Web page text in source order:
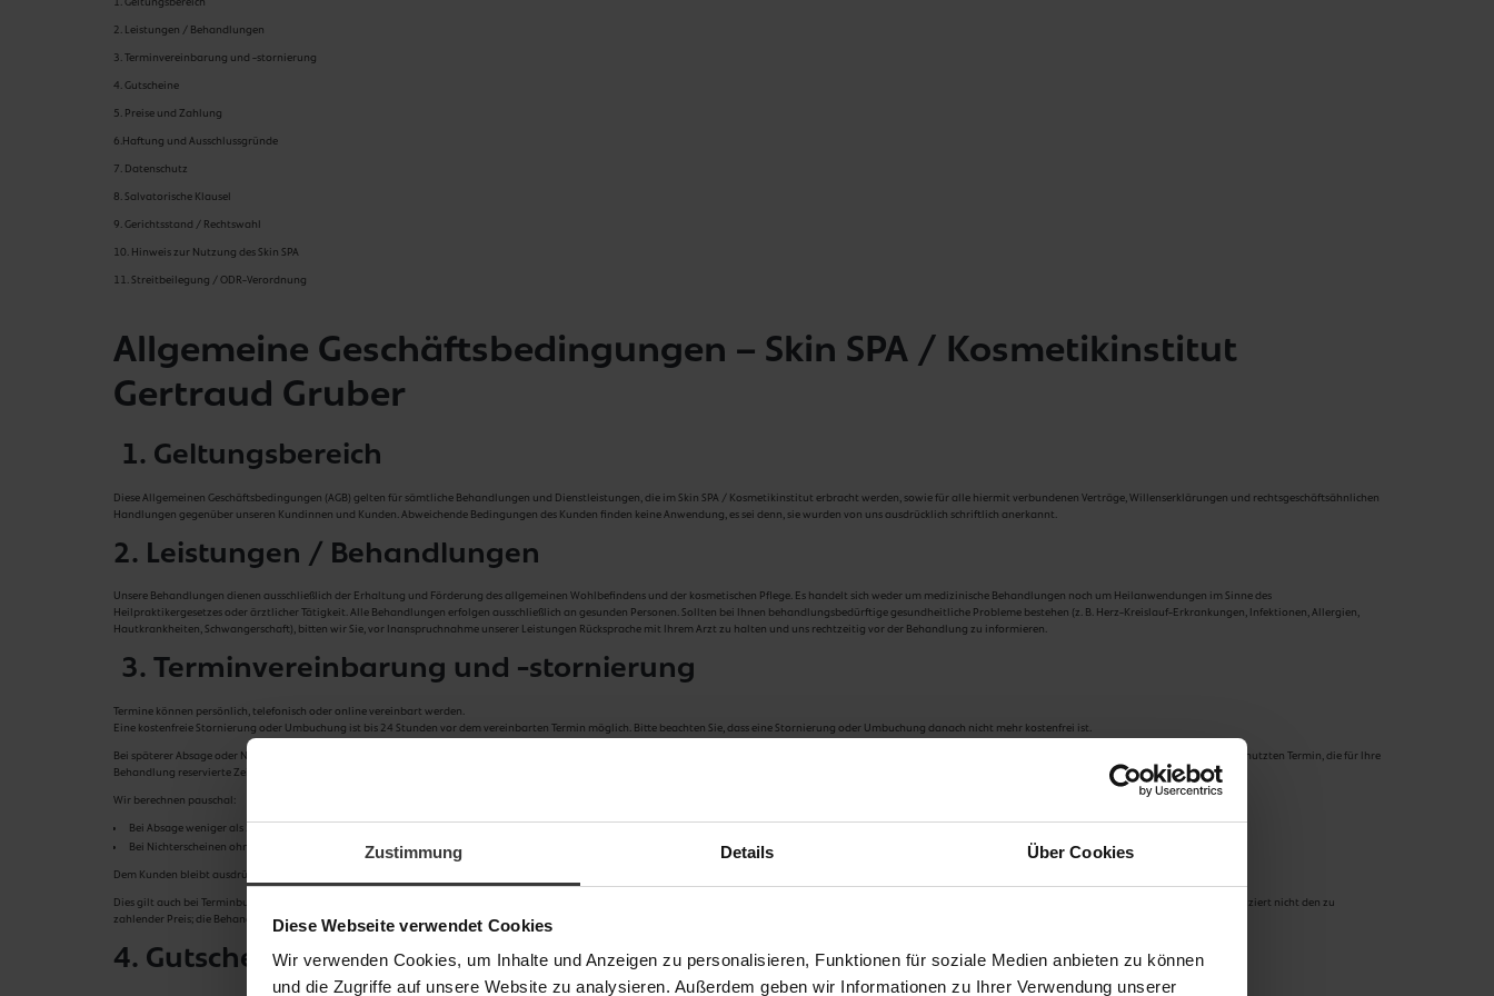
Zustimmung Details Über Cookies
Diese Webseite verwendet Cookies
Wir verwenden Cookies, um Inhalte und Anzeigen zu personalisieren, Funktionen für soziale Medien anbieten zu können
und die Zugriffe auf unsere Website zu analysieren. Außerdem geben wir Informationen zu Ihrer Verwendung unserer
1. Geltungsbereich
2. Leistungen / Behandlungen
3. Terminvereinbarung und -stornierung
4. Gutscheine
5. Preise und Zahlung
6.Haftung und Ausschlussgründe
7. Datenschutz
8. Salvatorische Klausel
9. Gerichtsstand / Rechtswahl
10. Hinweis zur Nutzung des Skin SPA
11. Streitbeilegung / ODR-Verordnung
Allgemeine Geschäftsbedingungen – Skin SPA / Kosmetikinstitut
Gertraud Gruber
1. Geltungsbereich
Diese Allgemeinen Geschäftsbedingungen (AGB) gelten für sämtliche Behandlungen und Dienstleistungen, die im Skin SPA / Kosmetikinstitut erbracht werden, sowie für alle hiermit verbundenen Verträge, Willenserklärungen und rechtsgeschäftsähnlichen
Handlungen gegenüber unseren Kundinnen und Kunden. Abweichende Bedingungen des Kunden finden keine Anwendung, es sei denn, sie wurden von uns ausdrücklich schriftlich anerkannt.
2. Leistungen / Behandlungen
Unsere Behandlungen dienen ausschließlich der Erhaltung und Förderung des allgemeinen Wohlbefindens und der kosmetischen Pflege. Es handelt sich weder um medizinische Behandlungen noch um Heilanwendungen im Sinne des
Heilpraktikergesetzes oder ärztlicher Tätigkeit. Alle Behandlungen erfolgen ausschließlich an gesunden Personen. Sollten bei Ihnen behandlungsbedürftige gesundheitliche Probleme bestehen (z. B. Herz-Kreislauf-Erkrankungen, Infektionen, Allergien,
Hautkrankheiten, Schwangerschaft), bitten wir Sie, vor Inanspruchnahme unserer Leistungen Rücksprache mit Ihrem Arzt zu halten und uns rechtzeitig vor der Behandlung zu informieren.
3. Terminvereinbarung und -stornierung
Termine können persönlich, telefonisch oder online vereinbart werden.
Eine kostenfreie Stornierung oder Umbuchung ist bis 24 Stunden vor dem vereinbarten Termin möglich. Bitte beachten Sie, dass eine Stornierung oder Umbuchung danach nicht mehr kostenfrei ist.
Bei späterer Absage oder Nichterscheinen behalten wir uns vor, einen pauschalierten Schadensersatz zu berechnen. Die pauschalierten Sätze dienen als angemessene Ausfallentschädigung und decken unsere Kosten für den ungenutzten Termin, die für Ihre
Behandlung reservierte Zeit unserer Mitarbeiter, die Vorbereitung des Behandlungsplatzes sowie den entgangenen Umsatz, der durch die nicht erfolgte Behandlung entsteht.
Wir berechnen pauschal:
Bei Absage weniger als 24 Stunden vor dem Termin:
Bei Nichterscheinen ohne Absage:
80 % des vereinbarten Behandlungspreises
Dem Kunden bleibt ausdrücklich der Nachweis gestattet, dass ein Schaden überhaupt nicht entstanden oder wesentlich geringer ist als die Pauschale.
Dies gilt auch bei Terminbuchung über Gutscheine, Bonusprogramme oder Sonderaktionen – diese werden in Höhe des Ausfallhonorars belastet. Eine gewünschte Verkürzung der Behandlung oder ein verspätetes Erscheinen reduziert nicht den zu
zahlender Preis; die Behandlung kann in diesem Fall entsprechend verkürzt werden.
4. Gutscheine